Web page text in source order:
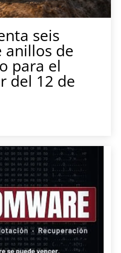
seis
anillos de
para el
del 12 de